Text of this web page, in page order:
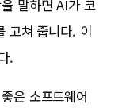
말하면 AI가 코
고쳐 줍니다. 이
.
은 소프트웨어